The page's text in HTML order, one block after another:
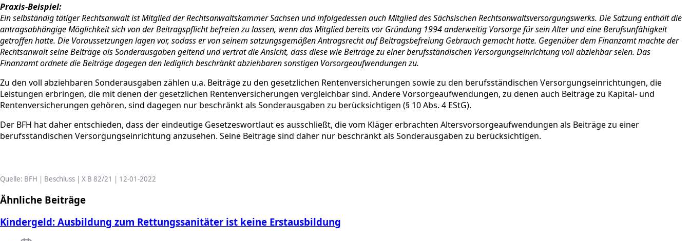
Praxis-Beispiel:
Ein selbständig tätiger Rechtsanwalt ist Mitglied der Rechtsanwaltskammer Sachsen und infolgedessen auch Mitglied des Sächsischen Rechtsanwaltsversorgungswerks. Die Satzung enthält die
antragsabhängige Möglichkeit sich von der Beitragspflicht befreien zu lassen, wenn das Mitglied bereits vor Gründung 1994 anderweitig Vorsorge für sein Alter und eine Berufsunfähigkeit
getroffen hatte. Die Voraussetzungen lagen vor, sodass er von seinem satzungsgemäßen Antragsrecht auf Beitragsbefreiung Gebrauch gemacht hatte. Gegenüber dem Finanzamt machte der
Rechtsanwalt seine Beiträge als Sonderausgaben geltend und vertrat die Ansicht, dass diese wie Beiträge zu einer berufsständischen Versorgungseinrichtung voll abziehbar seien. Das
Finanzamt ordnete die Beiträge dagegen den lediglich beschränkt abziehbaren sonstigen Vorsorgeaufwendungen zu.
Zu den voll abziehbaren Sonderausgaben zählen u.a. Beiträge zu den gesetzlichen Rentenversicherungen sowie zu den berufsständischen Versorgungseinrichtungen, die
Leistungen erbringen, die mit denen der gesetzlichen Rentenversicherungen vergleichbar sind. Andere Vorsorgeaufwendungen, zu denen auch Beiträge zu Kapital- und
Rentenversicherungen gehören, sind dagegen nur beschränkt als Sonderausgaben zu berücksichtigen (§ 10 Abs. 4 EStG).
Der BFH hat daher entschieden, dass der eindeutige Gesetzeswortlaut es ausschließt, die vom Kläger erbrachten Altersvorsorgeaufwendungen als Beiträge zu einer
berufsständischen Versorgungseinrichtung anzusehen. Seine Beiträge sind daher nur beschränkt als Sonderausgaben zu berücksichtigen.
Quelle: BFH | Beschluss | X B 82/21 | 12-01-2022
Ähnliche Beiträge
Kindergeld: Ausbildung zum Rettungssanitäter ist keine Erstausbildung